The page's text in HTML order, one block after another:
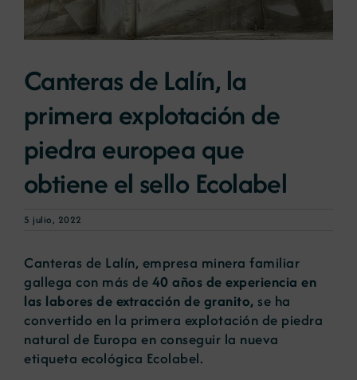
Noticias
Contacto
Canteras de Lalín, la
primera explotación de
piedra europea que
obtiene el sello Ecolabel
5 julio, 2022
Canteras de Lalín, empresa minera familiar
gallega con más de 40 años de experiencia en
las labores de extracción de granito, se ha
convertido en la primera explotación de piedra
natural de Europa en conseguir la nueva
etiqueta ecológica Ecolabel.